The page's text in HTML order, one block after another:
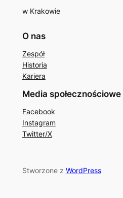
w Krakowie
O nas
Zespół
Historia
Kariera
Media społecznościowe
Facebook
Instagram
Twitter/X
Stworzone z WordPress